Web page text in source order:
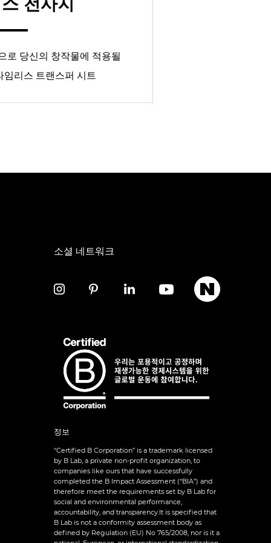
로 당신의 창작물에 적용될
임리스 트랜스퍼 시트
소셜 네트워크
정보
“Certified B Corporation” is a trademark licensed
by B Lab, a private non-profit organization, to
companies like ours that have successfully
completed the B Impact Assessment (“BIA”) and
therefore meet the requirements set by B Lab for
social and environmental performance,
accountability, and transparency.It is specified that
B Lab is not a conformity assessment body as
defined by Regulation (EU) No 765/2008, nor is it a